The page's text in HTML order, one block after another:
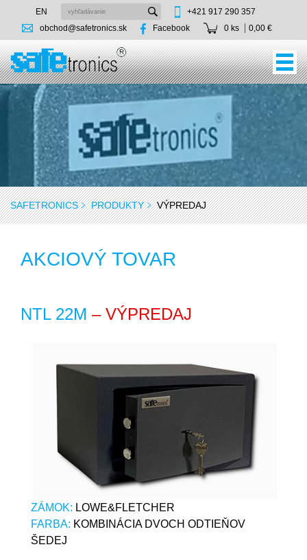
EN
+421 917 290 357
obchod@safetronics.sk
Facebook 0 ks 0,00 €
SAFETRONICS PRODUKTY VÝPREDAJ
AKCIOVÝ TOVAR
NTL 22M – VÝPREDAJ
ZÁMOK: LOWE&FLETCHER
FARBA: KOMBINÁCIA DVOCH ODTIEŇOV
ŠEDEJ